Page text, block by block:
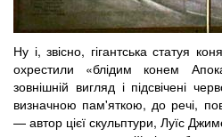
Ну і, звісно, гігантська статуя
охрестили «блідим конем
зовнішній вигляд і підсвічені
визначною пам'яткою, до речі,
— автор цієї скульптури, Луїс